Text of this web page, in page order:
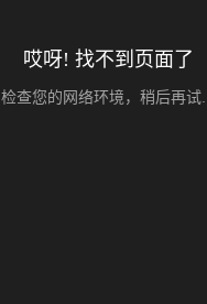
哎呀! 找不到页面了
检查您的网络环境，稍后再试...